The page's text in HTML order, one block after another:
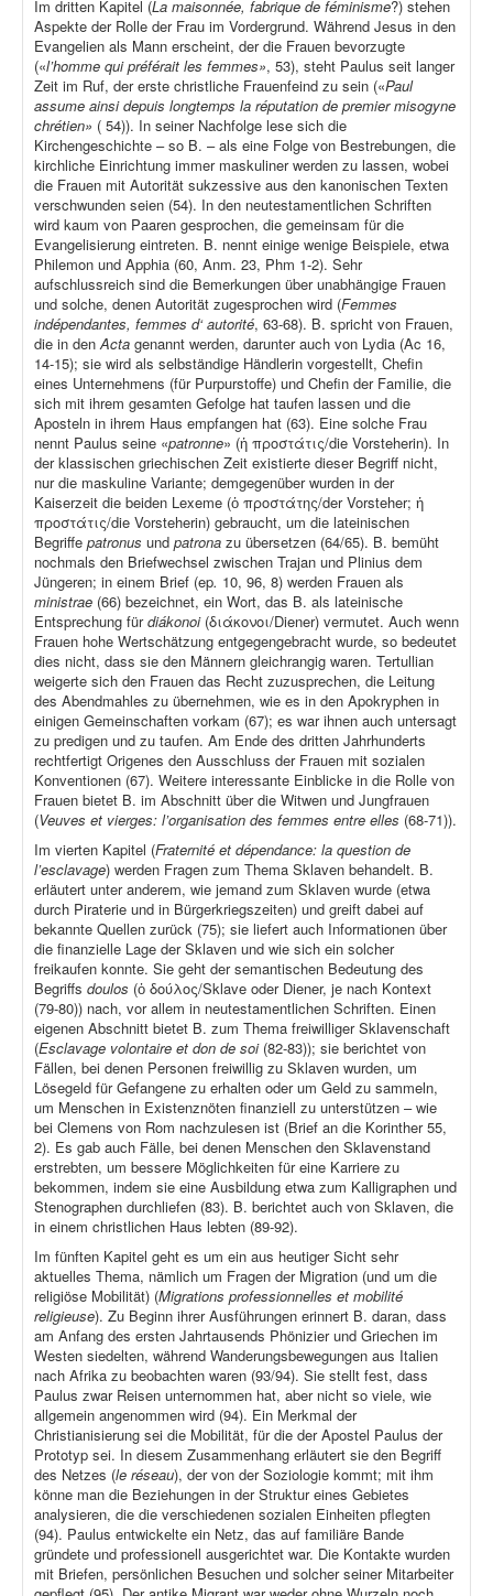
Im dritten Kapitel (La maisonnée, fabrique de féminisme?) stehen
Aspekte der Rolle der Frau im Vordergrund. Während Jesus in den
Evangelien als Mann erscheint, der die Frauen bevorzugte
(«l’homme qui préférait les femmes», 53), steht Paulus seit langer
Zeit im Ruf, der erste christliche Frauenfeind zu sein («Paul
assume ainsi depuis longtemps la réputation de premier misogyne
chrétien» ( 54)). In seiner Nachfolge lese sich die
Kirchengeschichte – so B. – als eine Folge von Bestrebungen, die
kirchliche Einrichtung immer maskuliner werden zu lassen, wobei
die Frauen mit Autorität sukzessive aus den kanonischen Texten
verschwunden seien (54). In den neutestamentlichen Schriften
wird kaum von Paaren gesprochen, die gemeinsam für die
Evangelisierung eintreten. B. nennt einige wenige Beispiele, etwa
Philemon und Apphia (60, Anm. 23, Phm 1-2). Sehr
aufschlussreich sind die Bemerkungen über unabhängige Frauen
und solche, denen Autorität zugesprochen wird (Femmes
indépendantes, femmes d‘ autorité, 63-68). B. spricht von Frauen,
die in denActa genannt werden, darunter auch von Lydia (Ac 16,
14-15); sie wird als selbständige Händlerin vorgestellt, Chefin
eines Unternehmens (für Purpurstoffe) und Chefin der Familie, die
sich mit ihrem gesamten Gefolge hat taufen lassen und die
Aposteln in ihrem Haus empfangen hat (63). Eine solche Frau
nennt Paulus seine «patronne» (ἡ προστάτις/die Vorsteherin). In
der klassischen griechischen Zeit existierte dieser Begriff nicht,
nur die maskuline Variante; demgegenüber wurden in der
Kaiserzeit die beiden Lexeme (ὁ προστάτης/der Vorsteher; ἡ
προστάτις/die Vorsteherin) gebraucht, um die lateinischen
Begriffe patronus und patrona zu übersetzen (64/65). B. bemüht
nochmals den Briefwechsel zwischen Trajan und Plinius dem
Jüngeren; in einem Brief (ep. 10, 96, 8) werden Frauen als
ministrae (66) bezeichnet, ein Wort, das B. als lateinische
Entsprechung fürdiákonoi (διάκονοι/Diener) vermutet. Auch wenn
Frauen hohe Wertschätzung entgegengebracht wurde, so bedeutet
dies nicht, dass sie den Männern gleichrangig waren. Tertullian
weigerte sich den Frauen das Recht zuzusprechen, die Leitung
des Abendmahles zu übernehmen, wie es in den Apokryphen in
einigen Gemeinschaften vorkam (67); es war ihnen auch untersagt
zu predigen und zu taufen. Am Ende des dritten Jahrhunderts
rechtfertigt Origenes den Ausschluss der Frauen mit sozialen
Konventionen (67). Weitere interessante Einblicke in die Rolle von
Frauen bietet B. im Abschnitt über die Witwen und Jungfrauen
(Veuves et vierges: l’organisation des femmes entre elles (68-71)).
Im vierten Kapitel (Fraternité et dépendance: la question de
l’esclavage) werden Fragen zum Thema Sklaven behandelt. B.
erläutert unter anderem, wie jemand zum Sklaven wurde (etwa
durch Piraterie und in Bürgerkriegszeiten) und greift dabei auf
bekannte Quellen zurück (75); sie liefert auch Informationen über
die finanzielle Lage der Sklaven und wie sich ein solcher
freikaufen konnte. Sie geht der semantischen Bedeutung des
Begriffs doulos (ὁ δούλος/Sklave oder Diener, je nach Kontext
(79-80)) nach, vor allem in neutestamentlichen Schriften. Einen
eigenen Abschnitt bietet B. zum Thema freiwilliger Sklavenschaft
(Esclavage volontaire et don de soi(82-83)); sie berichtet von
Fällen, bei denen Personen freiwillig zu Sklaven wurden, um
Lösegeld für Gefangene zu erhalten oder um Geld zu sammeln,
um Menschen in Existenznöten finanziell zu unterstützen – wie
bei Clemens von Rom nachzulesen ist (Brief an die Korinther 55,
2). Es gab auch Fälle, bei denen Menschen den Sklavenstand
erstrebten, um bessere Möglichkeiten für eine Karriere zu
bekommen, indem sie eine Ausbildung etwa zum Kalligraphen und
Stenographen durchliefen (83). B. berichtet auch von Sklaven, die
in einem christlichen Haus lebten (89-92).
Im fünften Kapitel geht es um ein aus heutiger Sicht sehr
aktuelles Thema, nämlich um Fragen der Migration (und um die
religiöse Mobilität) (Migrations professionnelles et mobilité
religieuse). Zu Beginn ihrer Ausführungen erinnert B. daran, dass
am Anfang des ersten Jahrtausends Phönizier und Griechen im
Westen siedelten, während Wanderungsbewegungen aus Italien
nach Afrika zu beobachten waren (93/94). Sie stellt fest, dass
Paulus zwar Reisen unternommen hat, aber nicht so viele, wie
allgemein angenommen wird (94). Ein Merkmal der
Christianisierung sei die Mobilität, für die der Apostel Paulus der
Prototyp sei. In diesem Zusammenhang erläutert sie den Begriff
des Netzes (le réseau), der von der Soziologie kommt; mit ihm
könne man die Beziehungen in der Struktur eines Gebietes
analysieren, die die verschiedenen sozialen Einheiten pflegten
(94). Paulus entwickelte ein Netz, das auf familiäre Bande
gründete und professionell ausgerichtet war. Die Kontakte wurden
mit Briefen, persönlichen Besuchen und solcher seiner Mitarbeiter